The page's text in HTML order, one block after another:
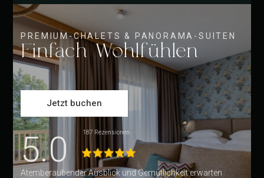
PREMIUM-CHALETS & PANORAMA-SUITEN
Einfach Wohlfühlen
Jetzt buchen
5.0 187 Rezensionen
Atemberaubender Ausblick und Gemütlichkeit erwarten